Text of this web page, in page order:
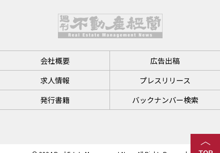
会社概要
広告出稿
求人情報
プレスリリース
発行書籍
バックナンバー検索